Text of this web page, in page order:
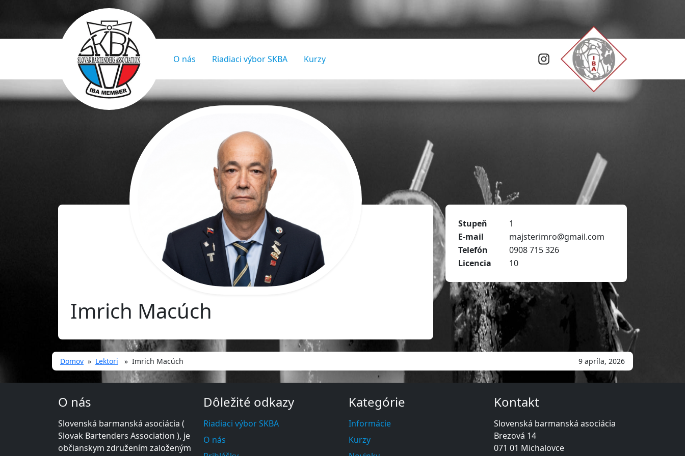
O nás Riadiaci výbor SKBA Kurzy
Imrich Macúch
Stupeň
1
E-mail
majsterimro@gmail.com
Telefón
0908 715 326
Licencia
10
Domov » Lektori » Imrich Macúch 9 apríla, 2026
O nás
Slovenská barmanská asociácia (
Slovak Bartenders Association ), je
občianskym združením založeným
Dôležité odkazy
Riadiaci výbor SKBA
O nás
Kategórie
Informácie
Kurzy
Kontakt
Slovenská barmanská asociácia
Brezová 14
071 01 Michalovce